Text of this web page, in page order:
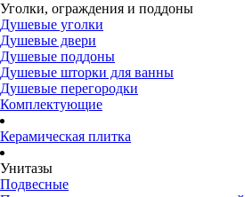
Уголки, ограждения и поддоны
Душевые уголки
Душевые двери
Душевые поддоны
Душевые шторки для ванны
Душевые перегородки
Комплектующие
Керамическая плитка
Унитазы
Подвесные